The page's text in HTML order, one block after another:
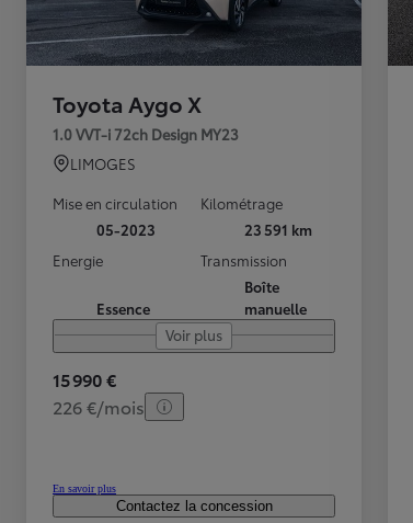
Toyota Aygo X
1.0 VVT-i 72ch Design MY23
LIMOGES
Mise en circulation
05-2023
Kilométrage
23 591 km
Energie
Essence
Transmission
Boîte
manuelle
Voir plus
15 990 €
226 €/mois
En savoir plus
Contactez la concession